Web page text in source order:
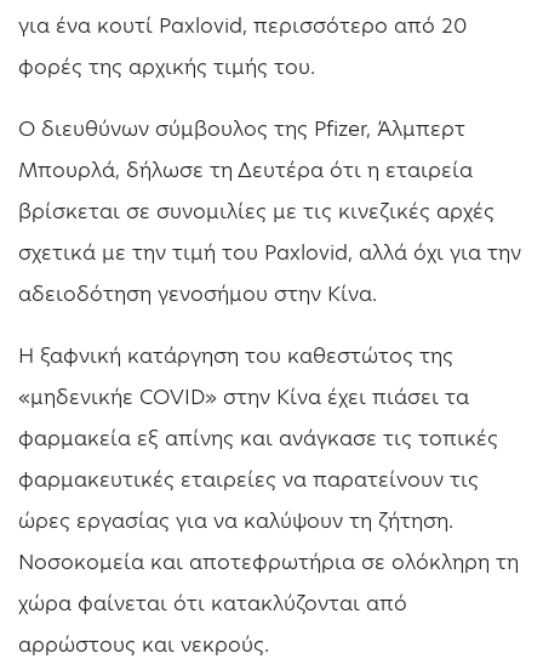
για ένα κουτί Paxlovid, περισσότερο από 20
φορές της αρχικής τιμής του.
Ο διευθύνων σύμβουλος της Pfizer, Άλμπερτ
Μπουρλά, δήλωσε τη Δευτέρα ότι η εταιρεία
βρίσκεται σε συνομιλίες με τις κινεζικές αρχές
σχετικά με την τιμή του Paxlovid, αλλά όχι για την
αδειοδότηση γενοσήμου στην Κίνα.
Η ξαφνική κατάργηση του καθεστώτος της
«μηδενικήε COVID» στην Κίνα έχει πιάσει τα
φαρμακεία εξ απίνης και ανάγκασε τις τοπικές
φαρμακευτικές εταιρείες να παρατείνουν τις
ώρες εργασίας για να καλύψουν τη ζήτηση.
Νοσοκομεία και αποτεφρωτήρια σε ολόκληρη τη
χώρα φαίνεται ότι κατακλύζονται από
αρρώστους και νεκρούς.